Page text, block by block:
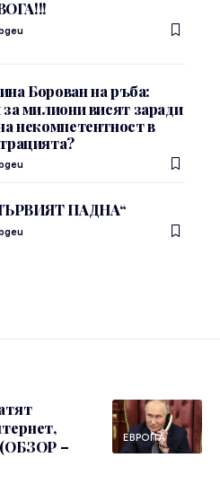
Борован на ръба:
милиони висят заради
некомпетентност в
ПАДНА“
ЕВРОПА
(ОБЗОР –